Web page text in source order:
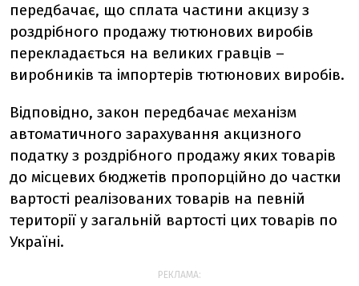
передбачає, що сплата частини акцизу з
роздрібного продажу тютюнових виробів
перекладається на великих гравців –
виробників та імпортерів тютюнових виробів.
Відповідно, закон передбачає механізм
автоматичного зарахування акцизного
податку з роздрібного продажу яких товарів
до місцевих бюджетів пропорційно до частки
вартості реалізованих товарів на певній
території у загальній вартості цих товарів по
Україні.
РЕКЛАМА: